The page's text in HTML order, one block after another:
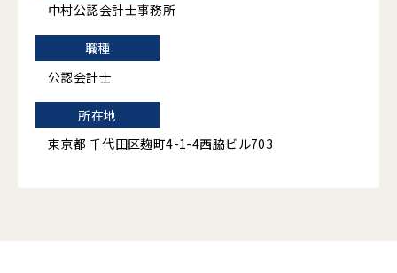
中村公認会計士事務所
職種
公認会計士
所在地
東京都 千代田区麹町4-1-4西脇ビル703